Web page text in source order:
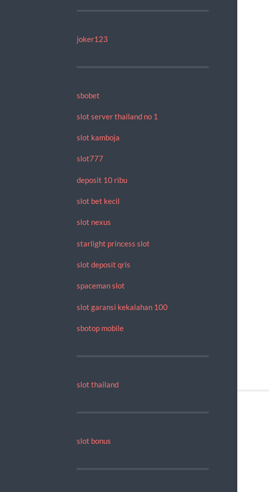
joker123
sbobet
slot server thailand no 1
slot kamboja
slot777
deposit 10 ribu
slot bet kecil
slot nexus
starlight princess slot
slot deposit qris
spaceman slot
slot garansi kekalahan 100
sbotop mobile
slot thailand
slot bonus